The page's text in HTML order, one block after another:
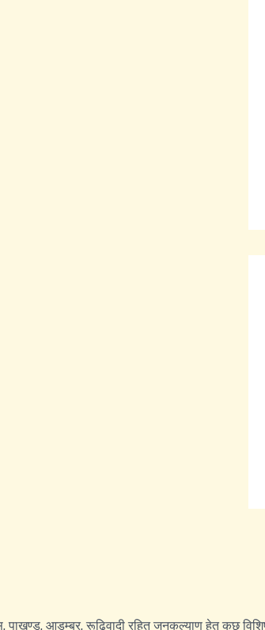
पाखण्ड, आडम्बर, रूढ़िवादी रहित जनकल्याण हेतु